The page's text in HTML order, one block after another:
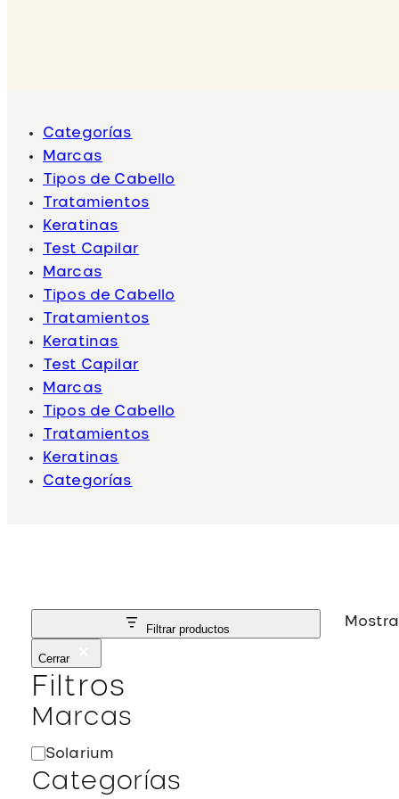
Categorías
Marcas
Tipos de Cabello
Tratamientos
Keratinas
Test Capilar
Marcas
Tipos de Cabello
Tratamientos
Keratinas
Test Capilar
Marcas
Tipos de Cabello
Tratamientos
Keratinas
Categorías
Filtrar productos
Cerrar
Filtros
Marcas
M
a
Solarium
Categorías